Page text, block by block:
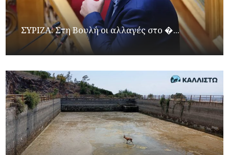
ΣΥΡΙΖΑ: Στη Βουλή οι αλλαγές στο �...